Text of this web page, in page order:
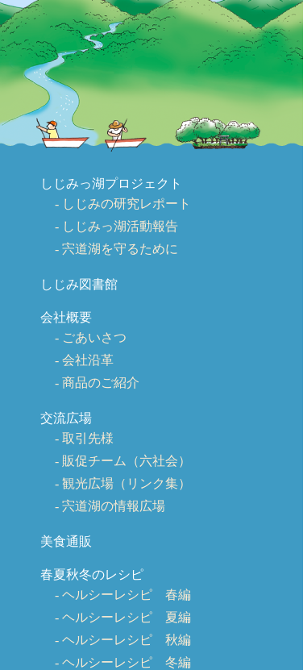
しじみっ湖プロジェクト
しじみの研究レポート
しじみっ湖活動報告
宍道湖を守るために
しじみ図書館
会社概要
ごあいさつ
会社沿革
商品のご紹介
交流広場
取引先様
販促チーム（六社会）
観光広場（リンク集）
宍道湖の情報広場
美食通販
春夏秋冬のレシピ
ヘルシーレシピ 春編
ヘルシーレシピ 夏編
ヘルシーレシピ 秋編
ヘルシーレシピ 冬編